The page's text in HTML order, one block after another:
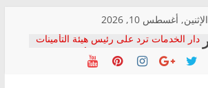
الإثنين, أغسطس 10, 2026
دار الخدمات ترد على رئيس هيئة التأمينات
بعد مؤتمره الصحفي: إنكار الأزمة لا ينهي
معاناة أصحاب المعاشات.. ونطالب بكشف